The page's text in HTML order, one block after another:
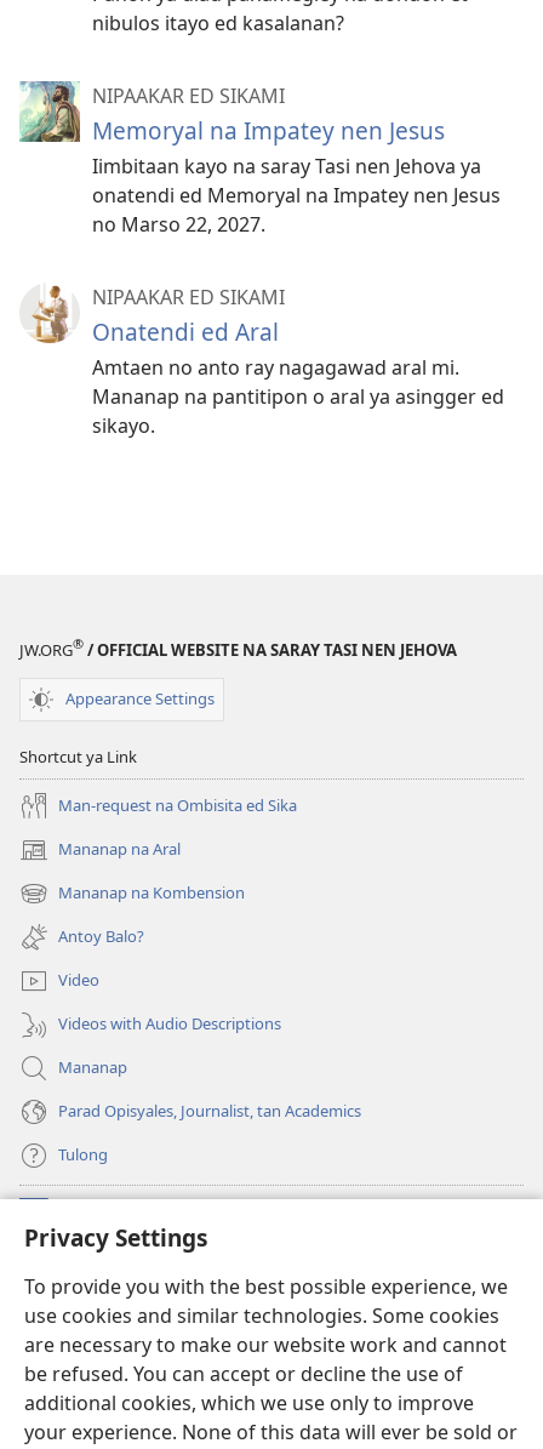
Privacy Settings
To provide you with the best possible experience, we
use cookies and similar technologies. Some cookies
are necessary to make our website work and cannot
be refused. You can accept or decline the use of
additional cookies, which we use only to improve
your experience. None of this data will ever be sold or
nibulos itayo ed kasalanan?
NIPAAKAR ED SIKAMI
Memoryal na Impatey nen Jesus
Iimbitaan kayo na saray Tasi nen Jehova ya
onatendi ed Memoryal na Impatey nen Jesus
no Marso 22, 2027.
NIPAAKAR ED SIKAMI
Onatendi ed Aral
Amtaen no anto ray nagagawad aral mi.
Mananap na pantitipon o aral ya asingger ed
sikayo.
JW.ORG® / OFFICIAL WEBSITE NA SARAY TASI NEN JEHOVA
Appearance Settings
Shortcut ya Link
Man-request na Ombisita ed Sika
Mananap na Aral
(opens
new
window)
Mananap na Kombension
(opens
new
window)
Antoy Balo?
Video
Videos with Audio Descriptions
Mananap
Parad Opisyales, Journalist, tan Academics
Tulong
(opens
new
Watchtower ONLINE YA LIBRARYA™
(opens
new
window)JW Hub
(opens
new
window)JW Library App